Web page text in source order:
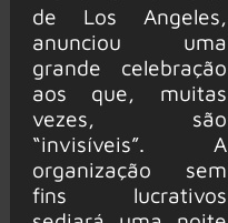
de Los Angeles,
anunciou uma
grande celebração
aos que, muitas
vezes, são
“invisíveis”. A
organização sem
fins lucrativos